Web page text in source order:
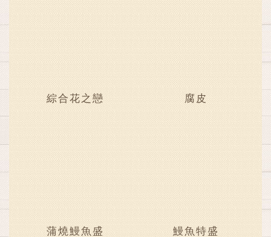
綜合花之戀 腐皮
蒲燒鰻魚盛 鰻魚特盛